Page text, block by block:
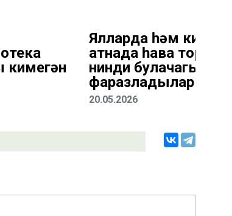
кимегән
Ялларда һәм киләсе
атнада һава торышы
нинди булачагын
фаразладылар
20.05.2026